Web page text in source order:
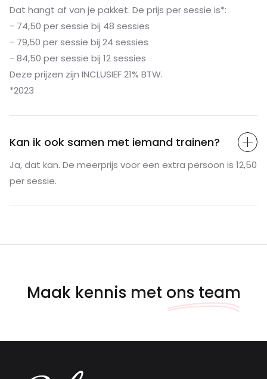
Dat hangt af van je pakket. De prijs per sessie is*:
- 74,50 per sessie bij 48 sessies
- 79,50 per sessie bij 24 sessies
- 84,50 per sessie bij 12 sessies
Deze prijzen zijn INCLUSIEF 21% BTW.
*2023
Kan ik ook samen met iemand trainen?
Ja, dat kan. De meerprijs voor een extra persoon is 12,50
per sessie.
Maak kennis met ons team